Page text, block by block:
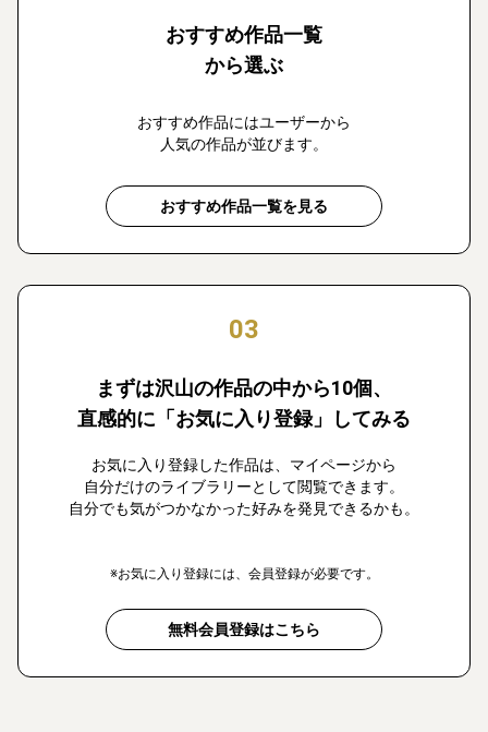
おすすめ作品一覧
から選ぶ
おすすめ作品にはユーザーから
人気の作品が並びます。
おすすめ作品一覧を見る
03
まずは沢山の作品の中から10個、
直感的に「お気に入り登録」してみる
お気に入り登録した作品は、マイページから
自分だけのライブラリーとして閲覧できます。
自分でも気がつかなかった好みを発見できるかも。
※お気に入り登録には、会員登録が必要です。
無料会員登録はこちら